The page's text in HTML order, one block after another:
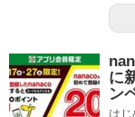
に
ン
は